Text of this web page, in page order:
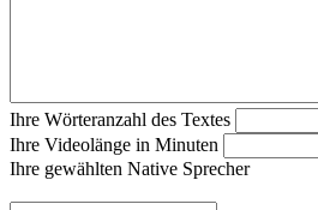
Ihre Wörteranzahl des Textes
Ihre Videolänge in Minuten
Ihre gewählten Native Sprecher